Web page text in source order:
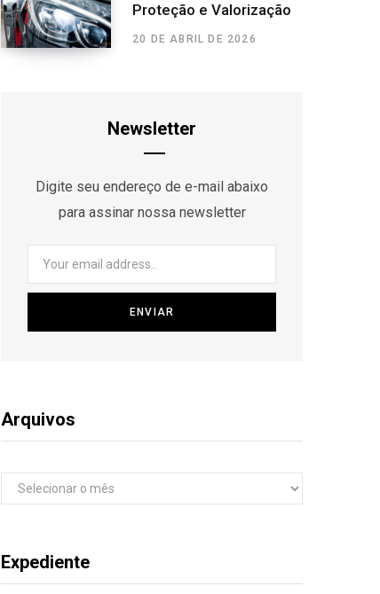
Proteção e Valorização
20 DE ABRIL DE 2026
Newsletter
Digite seu endereço de e-mail abaixo
para assinar nossa newsletter
Arquivos
Arquivos
Expediente